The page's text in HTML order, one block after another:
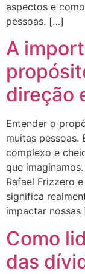
aspectos e
pessoas. […]
A
direção
Entender o
muitas pessoas.
complexo e
que
Rafael Frizzero
significa
impactar
Como
das